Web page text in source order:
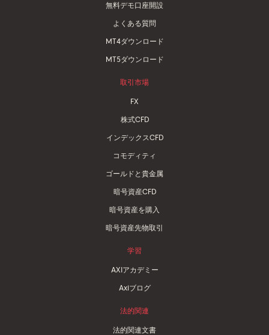
無料デモ口座開設
よくある質問
MT4ダウンロード
MT5ダウンロード
取引市場
FX
株式CFD
インデックスCFD
コモディティ
ゴールドと貴金属
暗号資産CFD
暗号資産を購入
暗号資産先物取引
学習
AXIアカデミー
Axiブログ
法的関連
法的関連文書